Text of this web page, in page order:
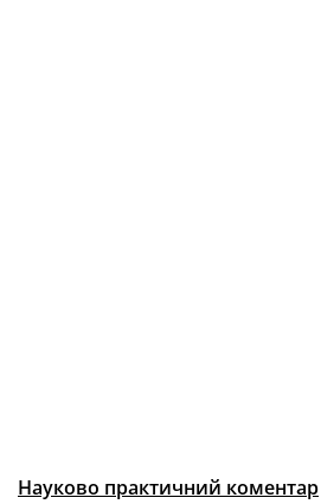
Науково практичний коментар